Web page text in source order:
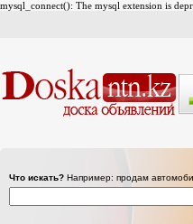
mysql_connect(): The mysql extension is
Что искать? Например: продам